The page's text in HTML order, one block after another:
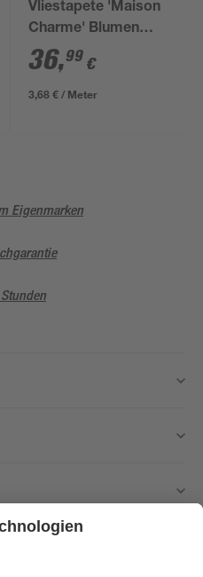
Vliestapete 'Maison
Charme' Blumen
Patchworkmust
hellblau 0,53 x 10,05
m
36,99 €
3,68 € / Meter
Eigenmarken